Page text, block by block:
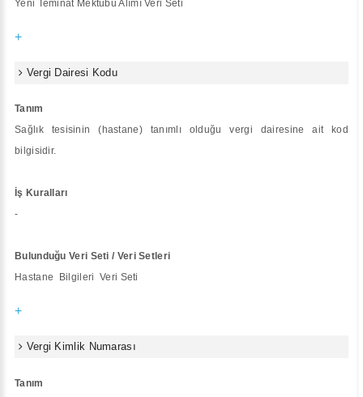
Yeni Teminat Mektubu Alımı Veri Seti
+
Vergi Dairesi Kodu
Tanım
Sağlık tesisinin (hastane) tanımlı olduğu vergi dairesine ait kod
bilgisidir.
İş Kuralları
-
Bulunduğu Veri Seti / Veri Setleri
Hastane Bilgileri Veri Seti
+
Vergi Kimlik Numarası
Tanım